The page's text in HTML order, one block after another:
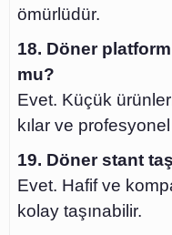
ömürlüdür.
18. Döner
mu?
Evet. Küçük
kılar ve
19. Döner stant
Evet. Hafif ve
kolay taşınabilir.